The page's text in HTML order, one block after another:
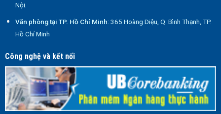
Nội.
Văn phòng tại TP. Hồ Chí Minh: 365 Hoàng Diệu, Q. Bình Thạnh, TP.
Hồ Chí Minh
Công nghệ và kết nối